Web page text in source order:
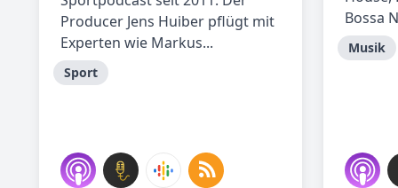
Producer Jens Huiber pflügt mit
Experten wie Markus...
Sport
Bossa
Musik